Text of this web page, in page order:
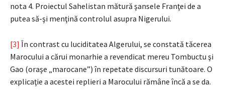
nota 4. Proiectul Sahelistan mătură şansele Franţei de a
putea să-şi menţină controlul asupra Nigerului.
[3] În contrast cu luciditatea Algerului, se constată tăcerea
Marocului a cărui monarhie a revendicat mereu Tombuctu şi
Gao (oraşe „marocane”) în repetate discursuri tunătoare. O
explicaţie a acestei replieri a Marocului rămâne încă a se da.